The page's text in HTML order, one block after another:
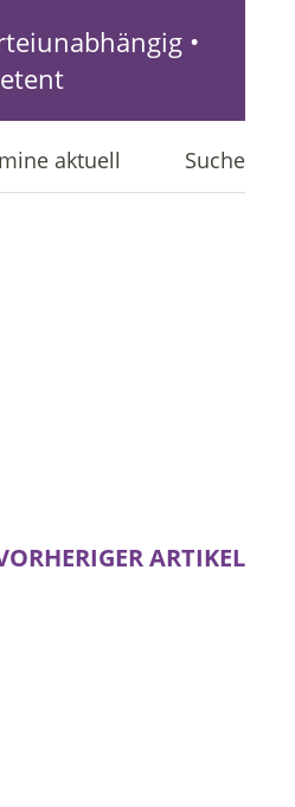
•
aktuell Suche
ARTIKEL